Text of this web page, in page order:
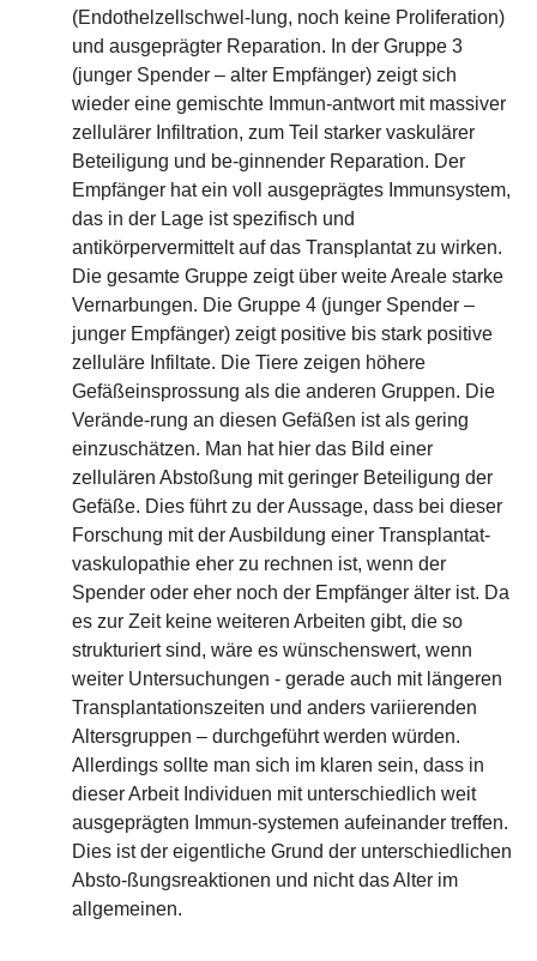
(Endothelzellschwel-lung, noch keine Proliferation)
und ausgeprägter Reparation. In der Gruppe 3
(junger Spender – alter Empfänger) zeigt sich
wieder eine gemischte Immun-antwort mit massiver
zellulärer Infiltration, zum Teil starker vaskulärer
Beteiligung und be-ginnender Reparation. Der
Empfänger hat ein voll ausgeprägtes Immunsystem,
das in der Lage ist spezifisch und
antikörpervermittelt auf das Transplantat zu wirken.
Die gesamte Gruppe zeigt über weite Areale starke
Vernarbungen. Die Gruppe 4 (junger Spender –
junger Empfänger) zeigt positive bis stark positive
zelluläre Infiltate. Die Tiere zeigen höhere
Gefäßeinsprossung als die anderen Gruppen. Die
Verände-rung an diesen Gefäßen ist als gering
einzuschätzen. Man hat hier das Bild einer
zellulären Abstoßung mit geringer Beteiligung der
Gefäße. Dies führt zu der Aussage, dass bei dieser
Forschung mit der Ausbildung einer Transplantat-
vaskulopathie eher zu rechnen ist, wenn der
Spender oder eher noch der Empfänger älter ist. Da
es zur Zeit keine weiteren Arbeiten gibt, die so
strukturiert sind, wäre es wünschenswert, wenn
weiter Untersuchungen - gerade auch mit längeren
Transplantationszeiten und anders variierenden
Altersgruppen – durchgeführt werden würden.
Allerdings sollte man sich im klaren sein, dass in
dieser Arbeit Individuen mit unterschiedlich weit
ausgeprägten Immun-systemen aufeinander treffen.
Dies ist der eigentliche Grund der unterschiedlichen
Absto-ßungsreaktionen und nicht das Alter im
allgemeinen.